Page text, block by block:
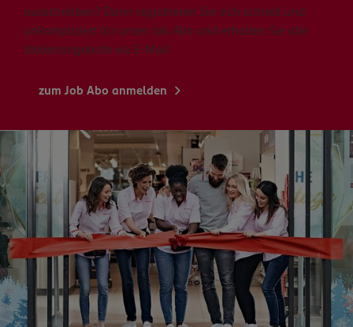
ausschreiben? Dann registrieren Sie sich schnell und
unkompliziert für unser Job Abo und erhalten Sie alle
Stellenangebote via E-Mail.
zum Job Abo anmelden